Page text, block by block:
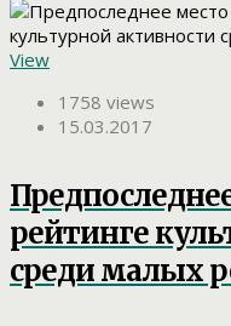
View
1758 views
15.03.2017
рейтинге
среди малых